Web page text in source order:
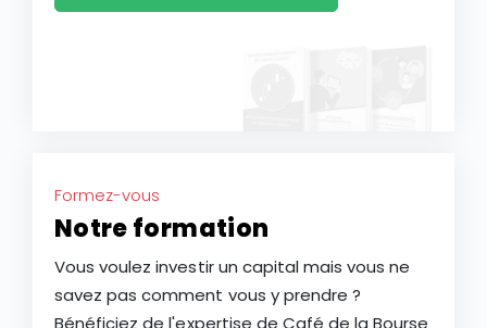
Formez-vous
Notre formation
Vous voulez investir un capital mais vous ne
savez pas comment vous y prendre ?
Bénéficiez de l'expertise de Café de la Bourse